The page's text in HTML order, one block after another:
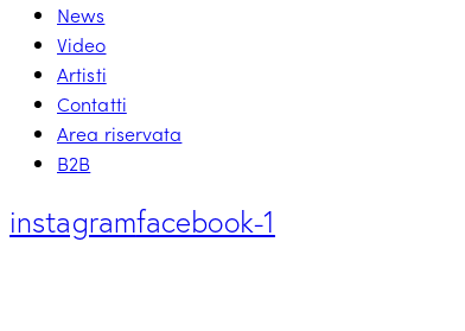
News
Video
Artisti
Contatti
Area riservata
B2B
instagramfacebook-1